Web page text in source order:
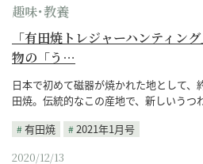
趣味･教養
「有田焼トレジャーハンティン
物の「う…
日本で初めて磁器が焼かれた地として
田焼。伝統的なこの産地で、新しいう
有田焼
2021年1月号
2020/12/13